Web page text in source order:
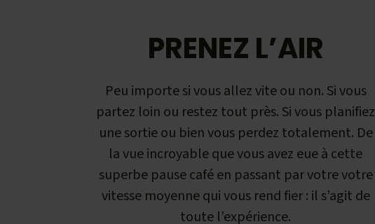
PRENEZ L’AIR
Peu importe si vous allez vite ou non. Si vous
partez loin ou restez tout près. Si vous planifiez
une sortie ou bien vous perdez totalement. De
la vue incroyable que vous avez eue à cette
superbe pause café en passant par votre votre
vitesse moyenne qui vous rend fier : il s’agit de
toute l’expérience.